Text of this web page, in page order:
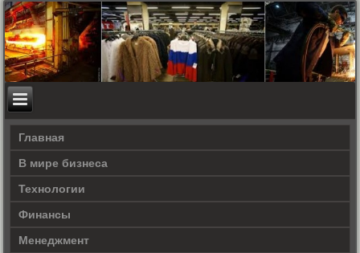
Главная
В мире бизнеса
Технологии
Финансы
Менеджмент